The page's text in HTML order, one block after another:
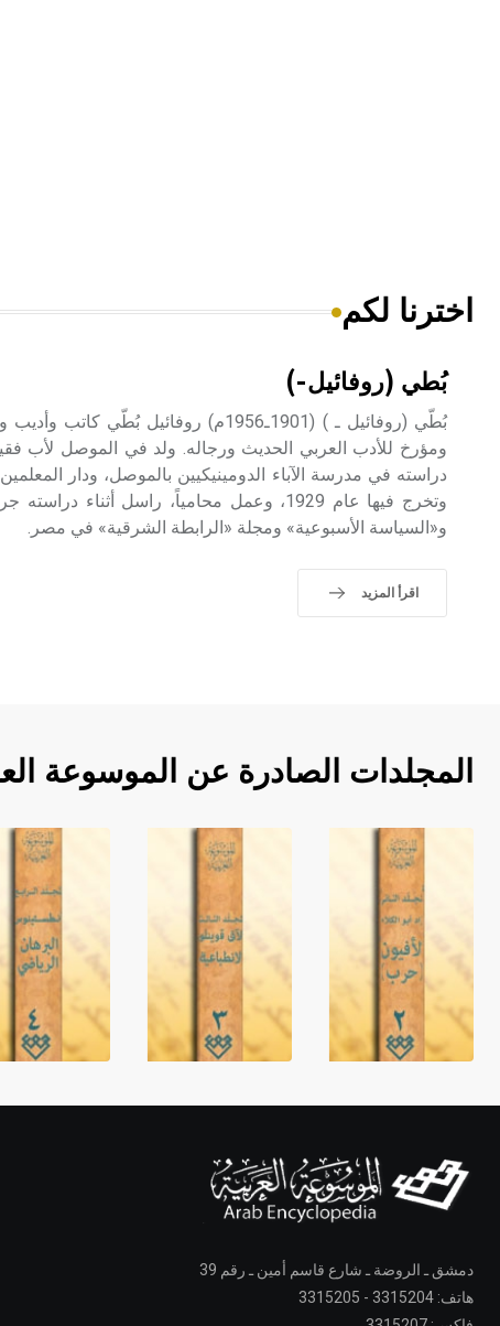
اخترنا لكم
بُطي (روفائيل-)
بُطّي (روفائيل ـ ) (1901ـ1956م) روفائيل
ومؤرخ للأدب العربي الحديث ورجاله. ولد في الموصل لأب
دراسته في مدرسة الآباء الدومينيكيين بالموصل، ودار
وتخرج فيها عام 1929، وعمل محامياً، راسل
و«السياسة الأسبوعية» ومجلة «الرابطة الشرقية» في مصر.
اقرأ المزيد
المجلدات الصادرة عن الموسوعة
دمشق ـ الروضة ـ شارع قاسم أمين ـ رقم 39
هاتف: 3315204 - 3315205